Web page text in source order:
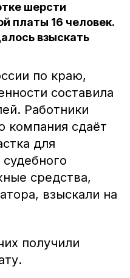
шерсти
платы 16 человек.
взыскать
по краю,
составила
Работники
компания сдаёт
для
средства,
взыскали на
получили